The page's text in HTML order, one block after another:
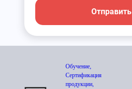
Отправить
Обучение,
Сертификация
продукции,